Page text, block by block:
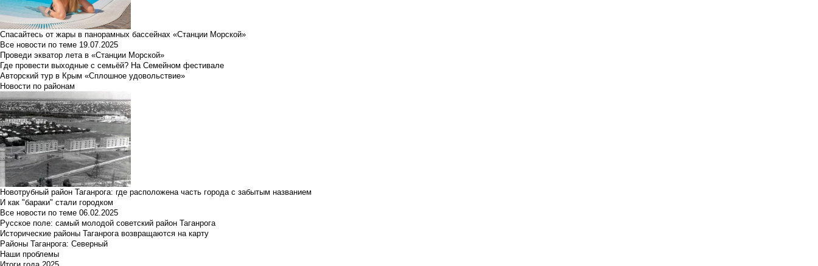
Спасайтесь от жары в панорамных бассейнах «Станции Морской»
Все новости по теме 19.07.2025
Проведи экватор лета в «Станции Морской»
Где провести выходные с семьёй? На Семейном фестивале
Авторский тур в Крым «Сплошное удовольствие»
Новости по районам
Новотрубный район Таганрога: где расположена часть города с забытым названием
И как "бараки" стали городком
Все новости по теме 06.02.2025
Русское поле: самый молодой советский район Таганрога
Исторические районы Таганрога возвращаются на карту
Районы Таганрога: Северный
Наши проблемы